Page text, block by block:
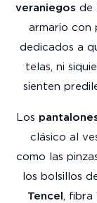
veraniegos de
armario con
dedicados a
telas, ni
sienten
Los
clásico al
como las
los bolsillos
Tencel, fibra